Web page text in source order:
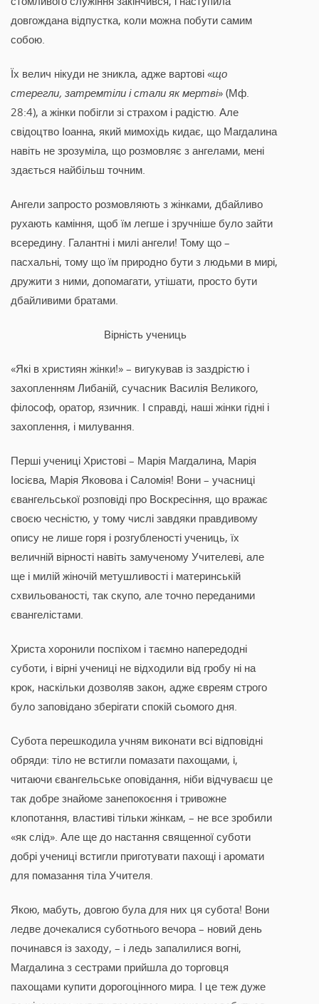
довгождана відпустка, коли можна побути самим
собою.
Їх велич нікуди не зникла, адже вартові «що
стерегли, затремтіли і стали як мертві» (Мф.
28:4), а жінки побігли зі страхом і радістю. Але
свідоцтво Іоанна, який мимохідь кидає, що Магдалина
навіть не зрозуміла, що розмовляє з ангелами, мені
здається найбільш точним.
Ангели запросто розмовляють з жінками, дбайливо
рухають каміння, щоб їм легше і зручніше було зайти
всередину. Галантні і милі ангели! Тому що –
пасхальні, тому що їм природно бути з людьми в мирі,
дружити з ними, допомагати, утішати, просто бути
дбайливими братами.
Вірність учениць
«Які в християн жінки!» – вигукував із заздрістю і
захопленням Либаній, сучасник Василія Великого,
філософ, оратор, язичник. І справді, наші жінки гідні і
захоплення, і милування.
Перші учениці Христові – Марія Магдалина, Марія
Іосієва, Марія Яковова і Саломія! Вони – учасниці
євангельської розповіді про Воскресіння, що вражає
своєю чесністю, у тому числі завдяки правдивому
опису не лише горя і розгубленості учениць, їх
величній вірності навіть замученому Учителеві, але
ще і милій жіночій метушливості і материнській
схвильованості, так скупо, але точно переданими
євангелістами.
Христа хоронили поспіхом і таємно напередодні
суботи, і вірні учениці не відходили від гробу ні на
крок, наскільки дозволяв закон, адже євреям строго
було заповідано зберігати спокій сьомого дня.
Субота перешкодила учням виконати всі відповідні
обряди: тіло не встигли помазати пахощами, і,
читаючи євангельське оповідання, ніби відчуваєш це
так добре знайоме занепокоєння і тривожне
клопотання, властиві тільки жінкам, – не все зробили
«як слід». Але ще до настання священної суботи
добрі учениці встигли приготувати пахощі і аромати
для помазання тіла Учителя.
Якою, мабуть, довгою була для них ця субота! Вони
ледве дочекалися суботнього вечора – новий день
починався із заходу, – і ледь запалилися вогні,
Магдалина з сестрами прийшла до торговця
пахощами купити дорогоцінного мира. І це теж дуже